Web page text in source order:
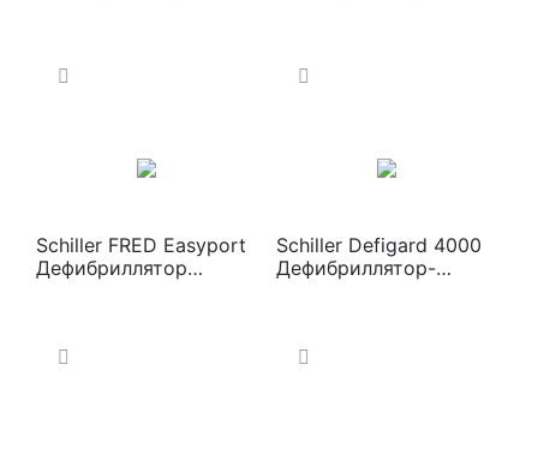
Schiller FRED Easyport
Дефибриллятор
Schiller Defigard 4000
Дефибриллятор-